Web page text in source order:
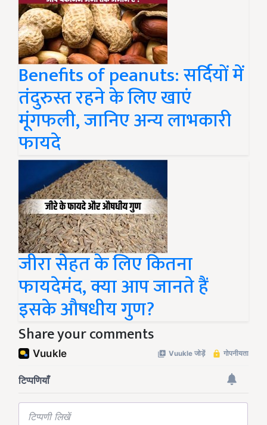
Benefits of peanuts: सर्दियों में
तंदुरुस्त रहने के लिए खाएं
मूंगफली, जानिए अन्य लाभकारी
फायदे
जीरा सेहत के लिए कितना
फायदेमंद, क्या आप जानते हैं
इसके औषधीय गुण?
Share your comments